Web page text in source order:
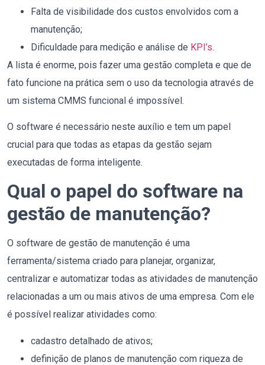
Falta de visibilidade dos custos envolvidos com a
manutenção;
Dificuldade para medição e análise de KPI’s.
A lista é enorme, pois fazer uma gestão completa e que de
fato funcione na prática sem o uso da tecnologia através de
um sistema CMMS funcional é impossível.
O software é necessário neste auxílio e tem um papel
crucial para que todas as etapas da gestão sejam
executadas de forma inteligente.
Qual o papel do software na
gestão de manutenção?
O software de gestão de manutenção é uma
ferramenta/sistema criado para planejar, organizar,
centralizar e automatizar todas as atividades de manutenção
relacionadas a um ou mais ativos de uma empresa. Com ele
é possível realizar atividades como:
cadastro detalhado de ativos;
definição de planos de manutenção com riqueza de